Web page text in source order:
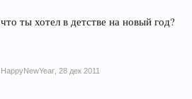
что ты хотел в детстве на новый год?
HappyNewYear 28 дек 2011